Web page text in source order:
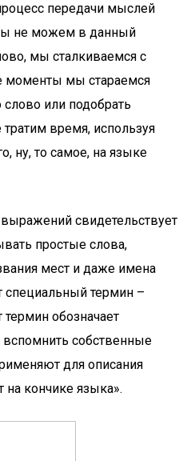
передачи мыслей
не можем в данный
мы сталкиваемся с
моменты мы стараемся
или подобрать
время, используя
ну, то самое, на языке
свидетельствует
простые слова,
мест и даже имена
специальный термин –
термин обозначает
собственные
для описания
на кончике языка».